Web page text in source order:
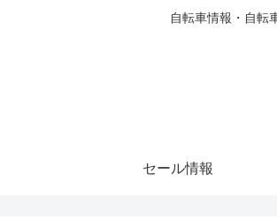
自転車情報・自転
セール情報